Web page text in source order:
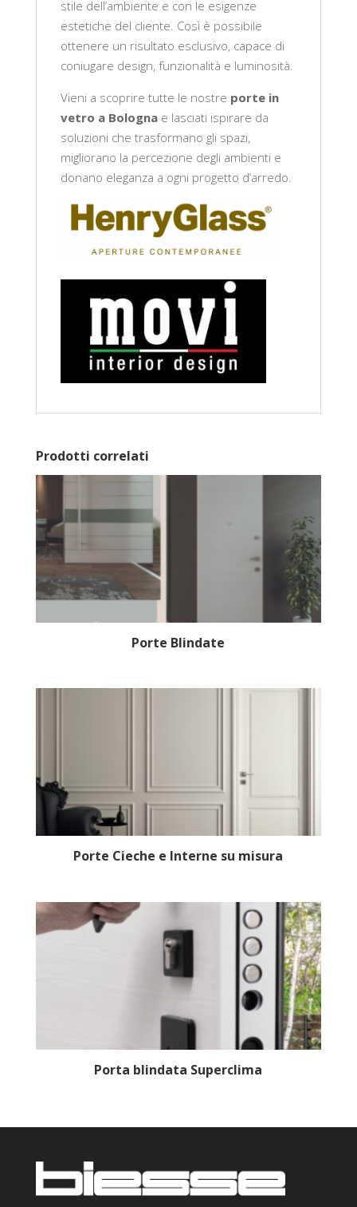
stile dell’ambiente e con le esigenze
estetiche del cliente. Così è possibile
ottenere un risultato esclusivo, capace di
coniugare design, funzionalità e luminosità.
Vieni a scoprire tutte le nostre porte in
vetro a Bolognae lasciati ispirare da
soluzioni che trasformano gli spazi,
migliorano la percezione degli ambienti e
donano eleganza a ogni progetto d’arredo.
Prodotti correlati
Porte Blindate
Porte Cieche e Interne su misura
Porta blindata Superclima